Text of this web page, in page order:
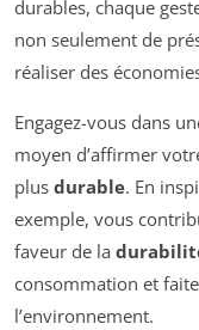
durables, chaque
non seulement de
réaliser des
Engagez-vous dans
moyen d’affirmer
plus durable. En
exemple, vous
faveur de la
consommation et
l’environnement.